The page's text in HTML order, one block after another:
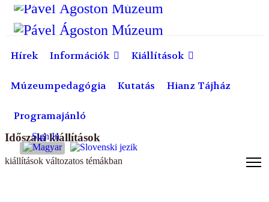
Hírek Információk Kiállítások
Múzeumpedagógia Kutatás Hianz Tájház
Programajánló
Sign In
Válasszon nyelvet
Időszaki kiállítások
kiállítások változatos témákban
Előző
Előző
Következő
Következő